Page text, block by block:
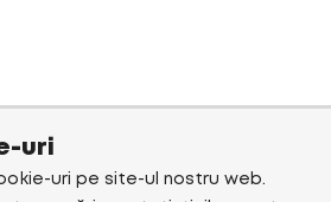
uri
uri pe site-ul nostru web.